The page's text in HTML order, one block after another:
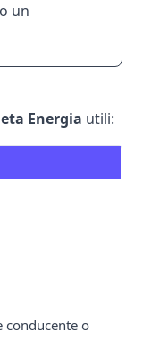
un
Energia utili:
conducente o